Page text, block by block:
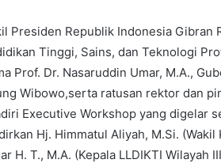
Presiden Republik Indonesia Gibran
Tinggi, Sains, dan Teknologi
Prof. Dr. Nasaruddin Umar, M.A.,
Wibowo,serta ratusan rektor dan
Executive Workshop yang digelar
Hj. Himmatul Aliyah, M.Si. (Wakil
H. T., M.A. (Kepala LLDIKTI Wilayah